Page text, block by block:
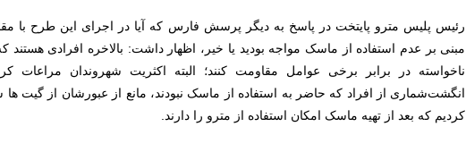
رئیس پلیس مترو پایتخت در پاسخ به دیگر پرسش فارس که آیا در اجرای این طرح با
مبنی بر عدم استفاده از ماسک مواجه بودید یا خیر، اظهار داشت: بالاخره افرادی هستند
ناخواسته در برابر برخی عوامل مقاومت کنند؛ البته اکثریت شهروندان مراعات
انگشت‌شماری از افراد که حاضر به استفاده از ماسک نبودند، مانع از عبورشان از گیت ها
کردیم که بعد از تهیه ماسک امکان استفاده از مترو را دارند.